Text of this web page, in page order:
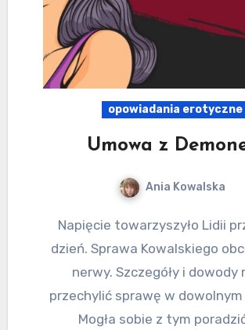
opowiadania erotyczne
Umowa z
Ania Kowalska
Napięcie towarzyszyło Lidii przez cały
dzień. Sprawa Kowalskiego
nerwy. Szczegóły i dowody
przechylić sprawę w dowolnym
Mogła sobie z tym